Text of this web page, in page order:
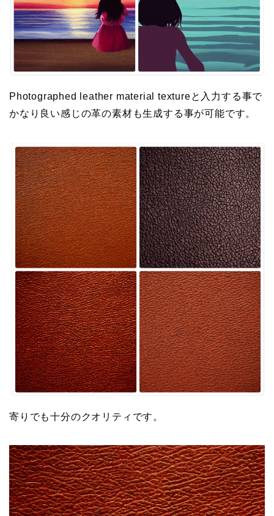
Photographed leather material textureと入力する事で
かなり良い感じの革の素材も生成する事が可能です。
寄りでも十分のクオリティです。